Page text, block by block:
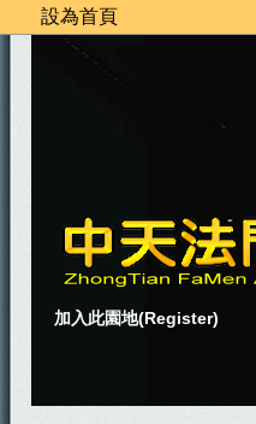
設為首頁
加入此園地(Register)